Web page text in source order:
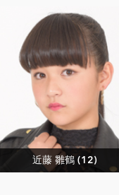
近藤 雛鶴 (12)